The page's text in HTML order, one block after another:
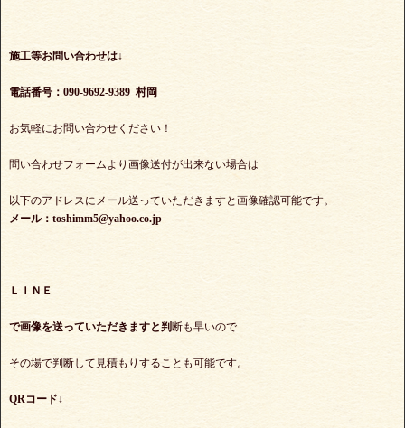
施工等お問い合わせは↓
電話番号：090-9692-9389 村岡
お気軽にお問い合わせください！
問い合わせフォームより画像送付が出来ない場合は
以下のアドレスにメール送っていただきますと画像確認可能です。
メール：toshimm5@yahoo.co.jp
ＬＩＮＥ
で画像を送っていただきますと判 断も早いので
その場で判断して見積もりすることも可能です。
QRコード↓